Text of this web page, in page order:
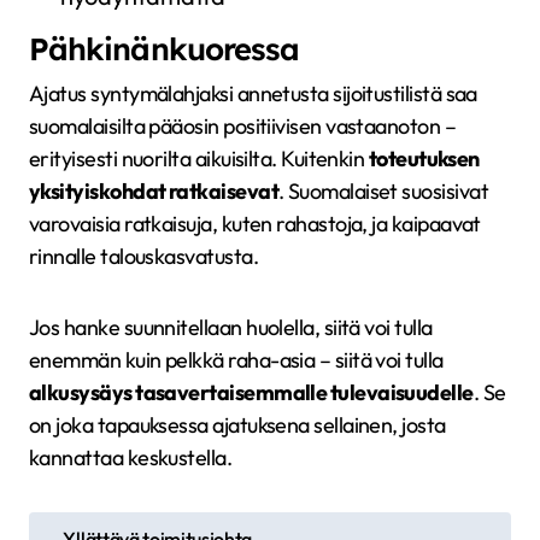
Pähkinänkuoressa
Ajatus syntymälahjaksi annetusta sijoitustilistä saa
suomalaisilta pääosin positiivisen vastaanoton –
erityisesti nuorilta aikuisilta. Kuitenkintoteutuksen
yksityiskohdat ratkaisevat. Suomalaiset suosisivat
varovaisia ratkaisuja, kuten rahastoja, ja kaipaavat
rinnalle talouskasvatusta.
Jos hanke suunnitellaan huolella, siitä voi tulla
enemmän kuin pelkkä raha-asia – siitä voi tulla
alkusysäys tasavertaisemmalle tulevaisuudelle. Se
on joka tapauksessa ajatuksena sellainen, josta
kannattaa keskustella.